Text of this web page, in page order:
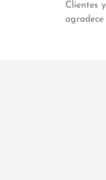
Clientes